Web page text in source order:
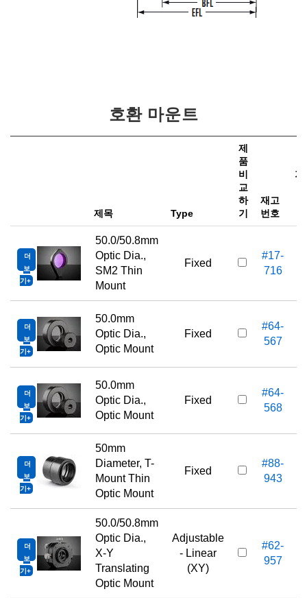
호환 마운트
제목 Type
제
품
비
교
하
기
재고
번호
가
더
보
기
50.0/50.8mm
Optic Dia.,
SM2 Thin
Mount
Fixed
#17-
716
더
보
기
50.0mm
Optic Dia.,
Optic Mount
Fixed
#64-
567
더
보
기
50.0mm
Optic Dia.,
Optic Mount
Fixed
#64-
568
더
보
기
50mm
Diameter, T-
Mount Thin
Optic Mount
Fixed
#88-
943
더
보
기
50.0/50.8mm
Optic Dia.,
X-Y
Translating
Optic Mount
Adjustable
- Linear
(XY)
#62-
957